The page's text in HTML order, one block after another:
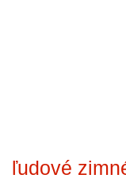
ľudové